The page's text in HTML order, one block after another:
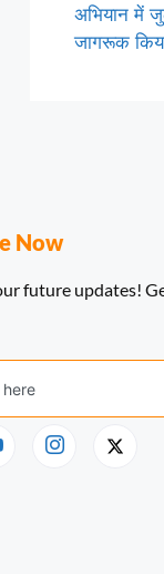
अभियान में
जागरूक
Now
future updates!